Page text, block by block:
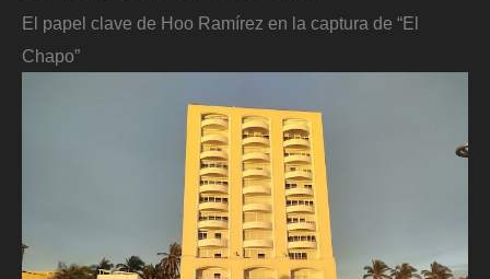
El papel clave de Hoo Ramírez en la captura de “El
Chapo”